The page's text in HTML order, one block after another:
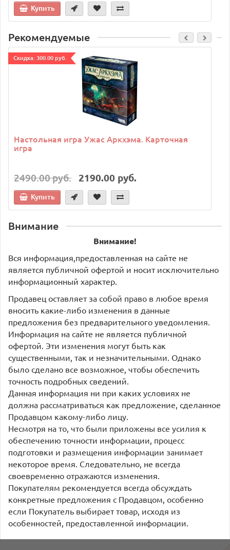
Купить
Рекомендуемые
Cкидка: 300.00 руб.
Настольная игра Ужас Аркхэма. Карточная
игра
2490.00 руб. 2190.00 руб.
Купить
Внимание
Внимание!
Вся информация,предоставленная на сайте не
является публичной офертой и носит исключительно
информационный характер.
Продавец оставляет за собой право в любое время
вносить какие-либо изменения в данные
предложения без предварительного уведомления.
Информация на сайте не является публичной
офертой. Эти изменения могут быть как
существенными, так и незначительными. Однако
было сделано все возможное, чтобы обеспечить
точность подробных сведений.
Данная информация ни при каких условиях не
должна рассматриваться как предложение, сделанное
Продавцом какому-либо лицу.
Несмотря на то, что были приложены все усилия к
обеспечению точности информации, процесс
подготовки и размещения информации занимает
некоторое время. Следовательно, не всегда
своевременно отражаются изменения.
Покупателям рекомендуется всегда обсуждать
конкретные предложения с Продавцом, особенно
если Покупатель выбирает товар, исходя из
особенностей, предоставленной информации.